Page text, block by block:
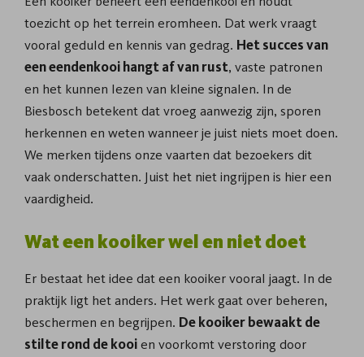
toezicht op het terrein eromheen. Dat werk vraagt
vooral geduld en kennis van gedrag. Het succes van
een eendenkooi hangt af van rust, vaste patronen
en het kunnen lezen van kleine signalen. In de
Biesbosch betekent dat vroeg aanwezig zijn, sporen
herkennen en weten wanneer je juist niets moet doen.
We merken tijdens onze vaarten dat bezoekers dit
vaak onderschatten. Juist het niet ingrijpen is hier een
vaardigheid.
Wat een kooiker wel en niet doet
Er bestaat het idee dat een kooiker vooral jaagt. In de
praktijk ligt het anders. Het werk gaat over beheren,
beschermen en begrijpen. De kooiker bewaakt de
stilte rond de kooi en voorkomt verstoring door